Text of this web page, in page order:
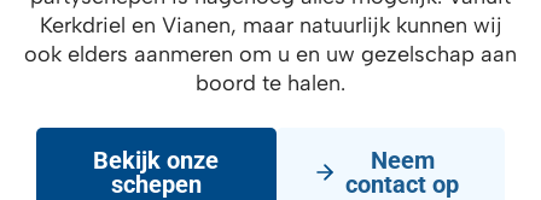
Kerkdriel en Vianen, maar natuurlijk kunnen wij
ook elders aanmeren om u en uw gezelschap aan
boord te halen.
Bekijk onze
schepen
Neem
contact op